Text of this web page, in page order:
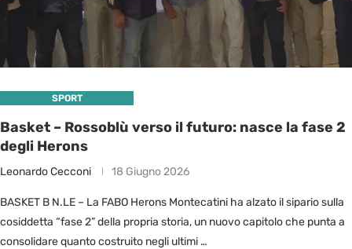
SPORT
Basket – Rossoblù verso il futuro: nasce la fase 2
degli Herons
Leonardo Cecconi 18 Giugno 2026
BASKET B N.LE – La FABO Herons Montecatini ha alzato il sipario sulla
cosiddetta “fase 2” della propria storia, un nuovo capitolo che punta a
consolidare quanto costruito negli ultimi …